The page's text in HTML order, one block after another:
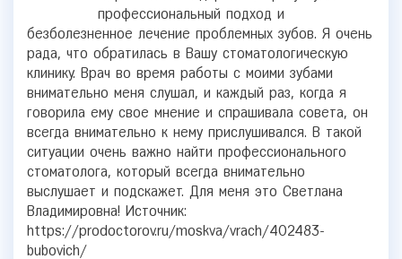
профессиональный подход и
безболезненное лечение проблемных зубов. Я очень
рада, что обратилась в Вашу стоматологическую
клинику. Врач во время работы с моими зубами
внимательно меня слушал, и каждый раз, когда я
говорила ему свое мнение и спрашивала совета, он
всегда внимательно к нему прислушивался. В такой
ситуации очень важно найти профессионального
стоматолога, который всегда внимательно
выслушает и подскажет. Для меня это Светлана
Владимировна! Источник:
https://prodoctorov.ru/moskva/vrach/402483-
bubovich/